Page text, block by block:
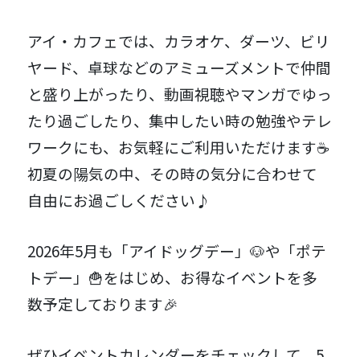
アイ・カフェでは、カラオケ、ダーツ、ビリ
ヤード、卓球などのアミューズメントで仲間
と盛り上がったり、動画視聴やマンガでゆっ
たり過ごしたり、集中したい時の勉強やテレ
ワークにも、お気軽にご利用いただけます☕
初夏の陽気の中、その時の気分に合わせて
自由にお過ごしください♪
2026年5月も「アイドッグデー」🐶や「ポテ
トデー」🍟をはじめ、お得なイベントを多
数予定しております🎉